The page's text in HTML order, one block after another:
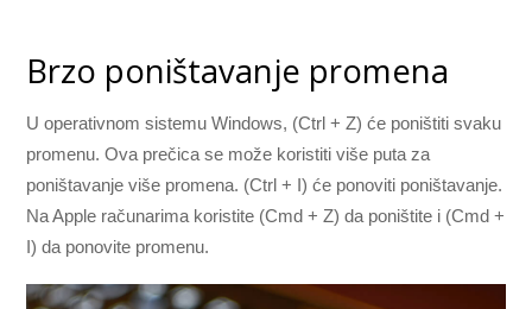
Brzo poništavanje promena
U operativnom sistemu Windows, (Ctrl + Z) će poništiti svaku
promenu. Ova prečica se može koristiti više puta za
poništavanje više promena. (Ctrl + I) će ponoviti poništavanje.
Na Apple računarima koristite (Cmd + Z) da poništite i (Cmd +
I) da ponovite promenu.